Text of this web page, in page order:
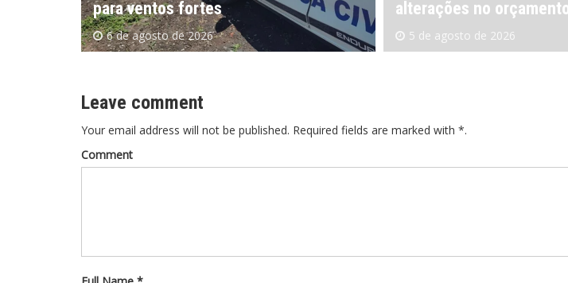
alterações no orçamento de 2026
5 de agosto de 2026
modernização em Ferraz
4 de agosto de 2026
Leave comment
Your email address will not be published. Required fields are marked with *.
Comment